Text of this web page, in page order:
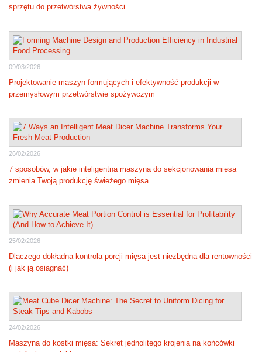
sprzętu do przetwórstwa żywności
09/03/2026
Projektowanie maszyn formujących i efektywność produkcji w
przemysłowym przetwórstwie spożywczym
26/02/2026
7 sposobów, w jakie inteligentna maszyna do sekcjonowania mięsa
zmienia Twoją produkcję świeżego mięsa
25/02/2026
Dlaczego dokładna kontrola porcji mięsa jest niezbędna dla rentowności
(i jak ją osiągnąć)
24/02/2026
Maszyna do kostki mięsa: Sekret jednolitego krojenia na końcówki